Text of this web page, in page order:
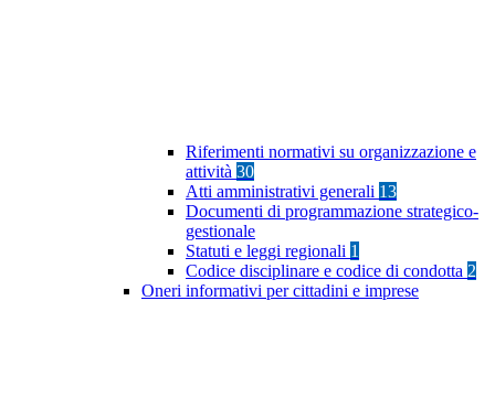
Riferimenti normativi su organizzazione e
attività 30
Atti amministrativi generali 13
Documenti di programmazione strategico-
gestionale
Statuti e leggi regionali 1
Codice disciplinare e codice di condotta 2
Oneri informativi per cittadini e imprese